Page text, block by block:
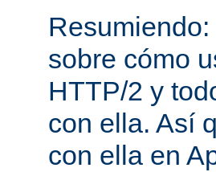
sobre cómo
HTTP/2 y
con ella. Así
con ella en